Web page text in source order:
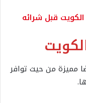
قبل شرائه
مميزة من حيث توافر